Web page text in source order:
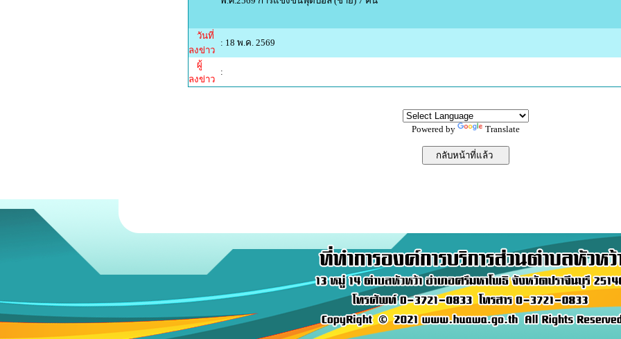
วันที่
ลงข่าว
: 18 พ.ค. 2569
ผู้
ลงข่าว
:
Powered by Translate